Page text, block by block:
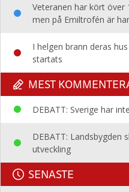
Veteranen har kört över
men på Emiltrofén är
I helgen brann deras
startats
MEST
DEBATT: Sverige har
DEBATT: Landsbygden
utveckling
SENASTE